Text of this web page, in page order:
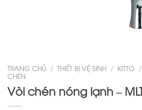
TRANG CHỦ / THIẾT BỊ VỆ SINH / KITTO /
CHÉN
Vòi chén nóng lạnh –